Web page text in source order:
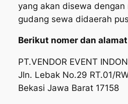
yang akan disewa dengan
gudang sewa didaerah
Berikut nomer dan
PT.VENDOR EVENT
Jln. Lebak No.29 RT.01/
Bekasi Jawa Barat 17158